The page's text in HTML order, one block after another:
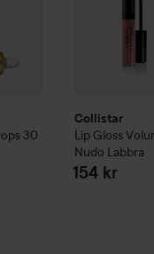
30
Collistar
Lip Gloss
Nudo Labbra
154 kr